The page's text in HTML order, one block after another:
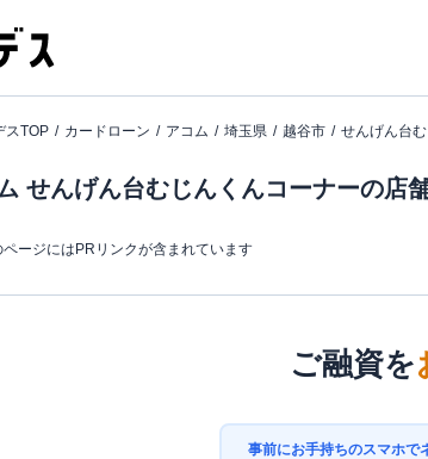
スTOP カードローン アコム 埼玉県 越谷市 せんげん台
せんげん台むじんくんコーナーの店
ページにはPRリンクが含まれています
ご融資を
事前にお手持ちのスマホで